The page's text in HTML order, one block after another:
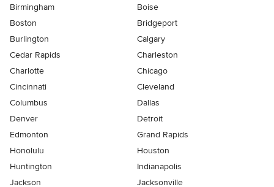
Birmingham
Boise
Boston
Bridgeport
Burlington
Calgary
Cedar Rapids
Charleston
Charlotte
Chicago
Cincinnati
Cleveland
Columbus
Dallas
Denver
Detroit
Edmonton
Grand Rapids
Honolulu
Houston
Huntington
Indianapolis
Jackson
Jacksonville